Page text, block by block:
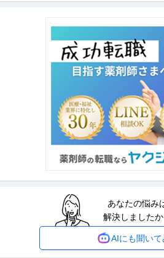
高3現役合格を目指しましょう
【職種】コンサルタント＞組織・人事コンサ
ング＞コンサルティング ※会…続きを見る
経理（財務会計） ／ 「グループ全体経
のグループ会社の経理・財務・税務を
日本投資株式会社
リモートワーク 職場内禁煙
年収800万円〜1,200万円
【職種】管理＞経理（財務会計） 【業種】金
…続きを見る
法人営業 ／ 「リーダー（パートナーセ
ブカン」シリーズ累計導入実績30万社
／駅近／完全週休2日制／年間休日124日
株式会社ジョブカン会計
未経験OK マネージャー採用 駅チカ
年収500万円〜700万円
【職種】営業＞法人営業 【業種】IT・インタ
あなたの悩み
解決しましたか
AIにも聞いて